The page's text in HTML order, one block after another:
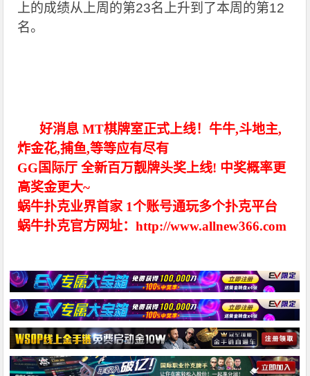
上的成绩从上周的第23名上升到了本周的第12
名。
好消息 MT棋牌室正式上线！牛牛,斗地主,
炸金花,捕鱼,等等应有尽有
GG国际厅 全新百万靓牌头奖上线! 中奖概率更
高奖金更大~
蜗牛扑克业界首家 1个账号通玩多个扑克平台
蜗牛扑克官方网址：http://www.allnew366.com